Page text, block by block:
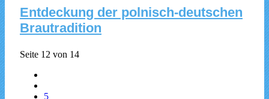
Entdeckung der polnisch-deutschen
Brautradition
Seite 12 von 14
5